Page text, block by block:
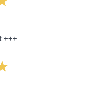
givré (Petit & Grand)
(Grand)
pour une fermeture
+++